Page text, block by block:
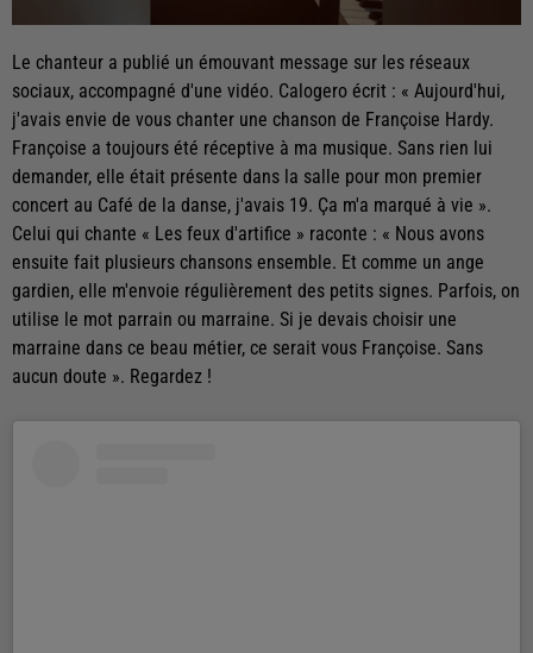
Le chanteur a publié un émouvant message sur les réseaux
sociaux, accompagné d'une vidéo. Calogero écrit : « Aujourd'hui,
j'avais envie de vous chanter une chanson de Françoise Hardy.
Françoise a toujours été réceptive à ma musique. Sans rien lui
demander, elle était présente dans la salle pour mon premier
concert au Café de la danse, j'avais 19. Ça m'a marqué à vie ».
Celui qui chante « Les feux d'artifice » raconte : « Nous avons
ensuite fait plusieurs chansons ensemble. Et comme un ange
gardien, elle m'envoie régulièrement des petits signes. Parfois, on
utilise le mot parrain ou marraine. Si je devais choisir une
marraine dans ce beau métier, ce serait vous Françoise. Sans
aucun doute ». Regardez !